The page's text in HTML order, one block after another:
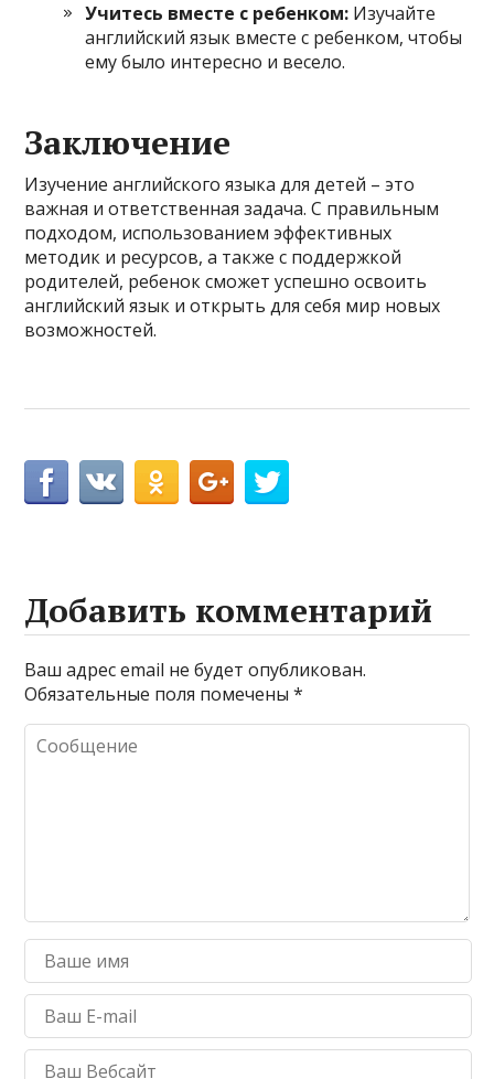
Учитесь вместе с ребенком: Изучайте
английский язык вместе с ребенком, чтобы
ему было интересно и весело.
Заключение
Изучение английского языка для детей – это
важная и ответственная задача. С правильным
подходом, использованием эффективных
методик и ресурсов, а также с поддержкой
родителей, ребенок сможет успешно освоить
английский язык и открыть для себя мир новых
возможностей.
Добавить комментарий
Ваш адрес email не будет опубликован.
Обязательные поля помечены*